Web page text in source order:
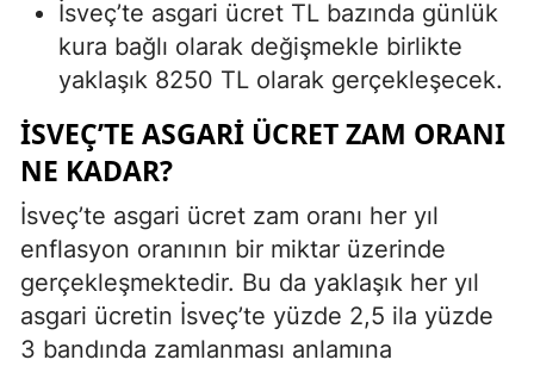
İsveç’te asgari ücret TL bazında günlük
kura bağlı olarak değişmekle birlikte
yaklaşık 8250 TL olarak gerçekleşecek.
İSVEÇ’TE ASGARI ÜCRET ZAM ORANI
NE KADAR?
İsveç’te asgari ücret zam oranı her yıl
enflasyon oranının bir miktar üzerinde
gerçekleşmektedir. Bu da yaklaşık her yıl
asgari ücretin İsveç’te yüzde 2,5 ila yüzde
3 bandında zamlanması anlamına